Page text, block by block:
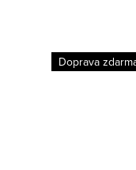
Doprava